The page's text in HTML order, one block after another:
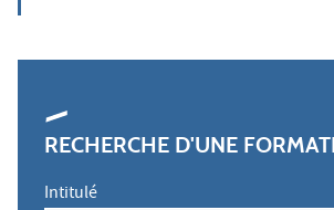
RECHERCHE D'UNE
Intitulé